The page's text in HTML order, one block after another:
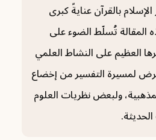
بالقرآن عنايةً كبرى
تُسلّط الضوء على
العظيم على النشاط العلمي
لمسيرة التفسير من إخضاع
ولبعض نظريات العلوم